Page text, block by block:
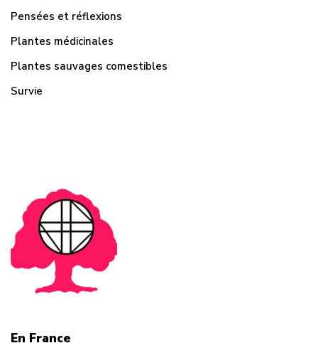
Pensées et réflexions
Plantes médicinales
Plantes sauvages comestibles
Survie
En France